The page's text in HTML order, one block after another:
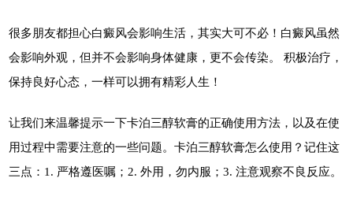
很多朋友都担心白癜风会影响生活，其实大可不必！白癜风虽然
会影响外观，但并不会影响身体健康，更不会传染。 积极治疗，
保持良好心态，一样可以拥有精彩人生！
让我们来温馨提示一下卡泊三醇软膏的正确使用方法，以及在使
用过程中需要注意的一些问题。卡泊三醇软膏怎么使用？记住这
三点：1. 严格遵医嘱；2. 外用，勿内服；3. 注意观察不良反应。